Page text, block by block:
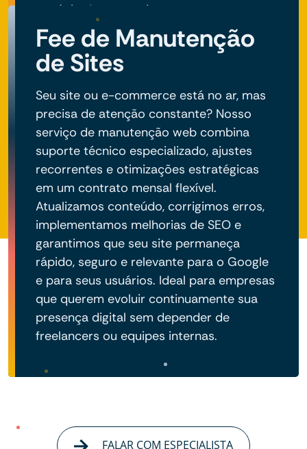
negócio do seu projeto.
Fee de Manutenção
de Sites
Seu site ou e-commerce está no ar, mas
precisa de atenção constante? Nosso
serviço de manutenção web combina
suporte técnico especializado, ajustes
recorrentes e otimizações estratégicas
em um contrato mensal flexível.
Atualizamos conteúdo, corrigimos erros,
implementamos melhorias de SEO e
garantimos que seu site permaneça
rápido, seguro e relevante para o Google
e para seus usuários. Ideal para empresas
que querem evoluir continuamente sua
presença digital sem depender de
freelancers ou equipes internas.
FALAR COM ESPECIALISTA